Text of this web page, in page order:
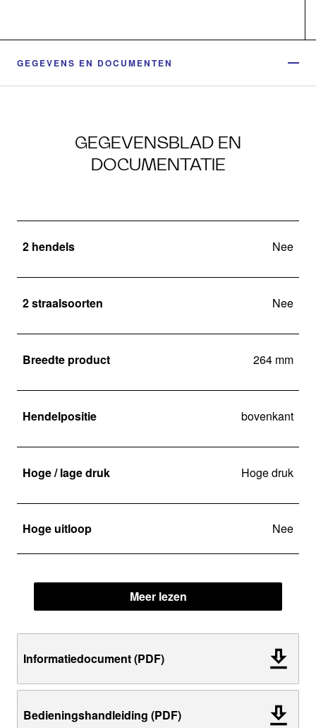
GEGEVENS EN DOCUMENTEN
GEGEVENSBLAD EN
DOCUMENTATIE
2 hendels Nee
2 straalsoorten Nee
Breedte product 264 mm
Hendelpositie bovenkant
Hoge / lage druk Hoge druk
Hoge uitloop Nee
Meer lezen
Informatiedocument (PDF)
Bedieningshandleiding (PDF)